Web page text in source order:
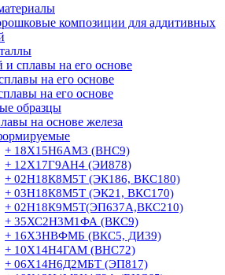
композиции для аддитивных
сплавы на его основе
на его основе
на его основе
образцы
на основе железа
+ 18Х15Н6АМ3 (ВНС9)
+ 12Х17Г9АН4 (ЭИ878)
+ 02Н18К8М5Т (ЭК186, ВКС180)
+ 03Н18К8М5Т (ЭК21, ВКС170)
+ 02Н18К9М5Т(ЭП637А,ВКС210)
+ 35ХС2Н3М1ФА (ВКС9)
+ 16Х3НВФМБ (ВКС5, ДИ39)
+ 10Х14Н4ГАМ (ВНС72)
+ 06Х14Н6Д2МБТ (ЭП817)